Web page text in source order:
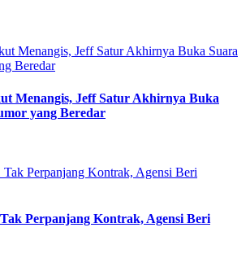
Menangis, Jeff Satur Akhirnya Buka
yang Beredar
Perpanjang Kontrak, Agensi Beri